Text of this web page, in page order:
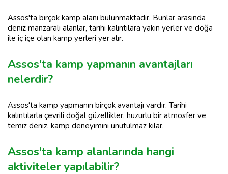
Assos'ta birçok kamp alanı bulunmaktadır. Bunlar arasında
deniz manzaralı alanlar, tarihi kalıntılara yakın yerler ve doğa
ile iç içe olan kamp yerleri yer alır.
Assos'ta kamp yapmanın avantajları
nelerdir?
Assos'ta kamp yapmanın birçok avantajı vardır. Tarihi
kalıntılarla çevrili doğal güzellikler, huzurlu bir atmosfer ve
temiz deniz, kamp deneyimini unutulmaz kılar.
Assos'ta kamp alanlarında hangi
aktiviteler yapılabilir?